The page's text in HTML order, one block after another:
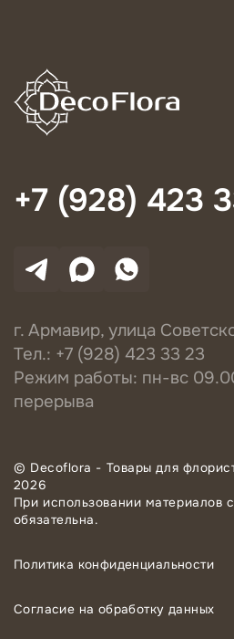
+7 (928) 423
г. Армавир, улица
Тел.: +7 (928) 423 33 23
Режим работы: пн-вс
перерыва
© Decoflora - Товары для
2026
При использовании материалов
обязательна.
Политика конфиденциальности
Согласие на обработку данных